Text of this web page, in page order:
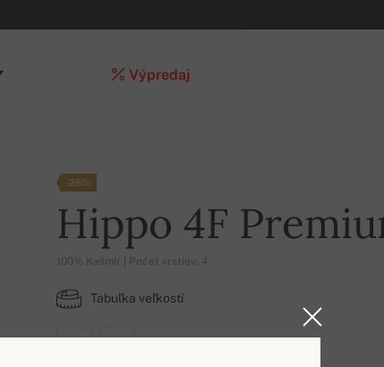
Výpredaj
-26%
Hippo 4F
100% Kašmír | Počet vrstiev: 4
Tabuľka veľkostí